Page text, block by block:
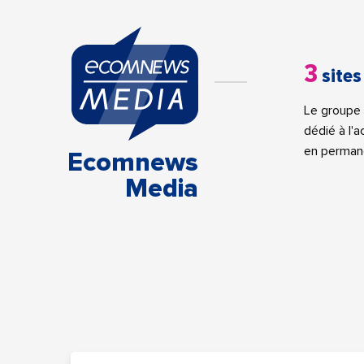
Ecomnews
Media
3
Le
dédié à
en